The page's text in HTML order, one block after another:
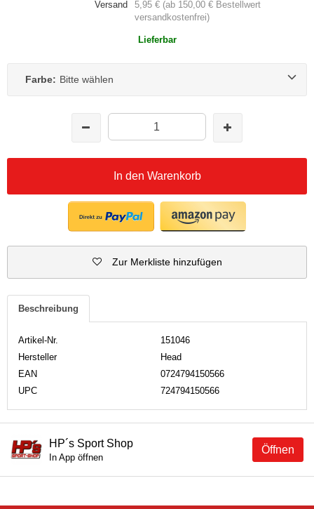
Versand
5,95 € (ab 150,00 € Bestellwert
versandkostenfrei)
Lieferbar
Farbe: Bitte wählen
In den Warenkorb
Zur Merkliste hinzufügen
Beschreibung
Artikel-Nr.
151046
Hersteller
Head
EAN
0724794150566
UPC
724794150566
Öffnen
HP´s Sport Shop
In App öffnen